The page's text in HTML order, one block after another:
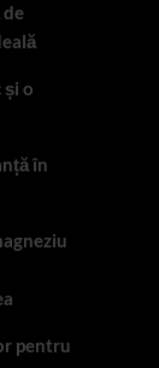
o
în
pentru